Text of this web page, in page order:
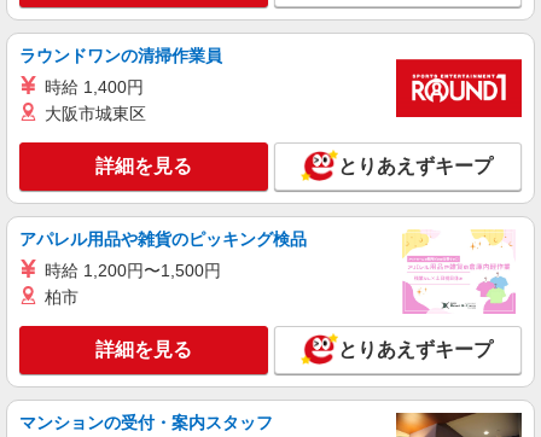
株式会社シエロ
≪スマホアドバイザー≫
時給1400円〜1450円（経験・能力による） ※
残業代支給 ★交通費別途支給（規定あり） ゜
+゜・。○。・゜+゜・。○。・゜+゜ 入社祝い金10
ィブ支給(規定有) ★月2回払い・週払い可能（規程
有）★ ゜・。○。・゜+゜・。○。・゜+゜
大分県大分市のsoftbankショップ
キープ 詳細を見る
株式会社シエロ
≪スマホアドバイザー≫
時給1400円〜1450円（経験・能力による） ※
残業代支給 ★交通費別途支給（規定あり） ゜
+゜・。○。・゜+゜・。○。・゜+゜ 入社祝い金10
万円支給(規定有) お友達を紹介頂くと, インセンテ
ィブ支給(規定有) ★月2回払い・週払い可能（規程
有）★ ゜・。○。・゜+゜・。○。・゜+゜
大分県大分市のsoftbankショップ
キープ 詳細を見る
ラウンドワンの清掃作業員
時給 1,400円
大阪市城東区
詳細を見る とりあえずキープ
アパレル用品や雑貨のピッキング検品
時給 1,200円〜1,500円
柏市
詳細を見る とりあえずキープ
マンションの受付・案内スタッフ